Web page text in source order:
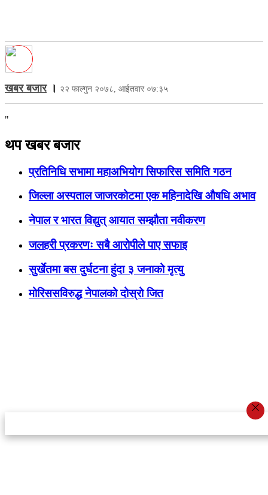
खबर बजार। २२ फाल्गुन २०७८, आईतवार ०७:३५
"
थप खबर बजार
प्रतिनिधि सभामा महाअभियोग सिफारिस समिति गठन
जिल्ला अस्पताल जाजरकोटमा एक महिनादेखि औषधि अभाव
नेपाल र भारत विद्युत् आयात सम्झौता नवीकरण
जलहरी प्रकरणः सबै आरोपीले पाए सफाइ
सुर्खेतमा बस दुर्घटना हुंदा ३ जनाको मृत्यु
मोरिससविरुद्ध नेपालको दोस्रो जित